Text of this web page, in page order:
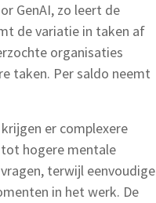
GenAI, zo leert de
de variatie in taken af
organisaties
taken. Per saldo neemt
er complexere
hogere mentale
terwijl eenvoudige
in het werk. De